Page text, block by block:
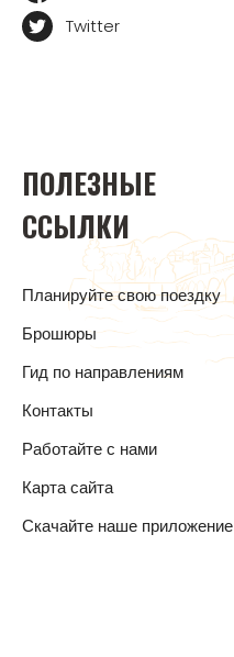
Twitter
ПОЛЕЗНЫЕ
ССЫЛКИ
Планируйте свою поездку
Брошюры
Гид по направлениям
Контакты
Работайте с нами
Карта сайта
Скачайте наше приложение